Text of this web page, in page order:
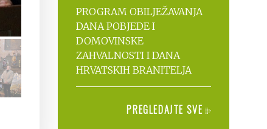
PROGRAM OBILJEŽAVANJA
DANA POBJEDE I
DOMOVINSKE
ZAHVALNOSTI I DANA
HRVATSKIH BRANITELJA
PREGLEDAJTE SVE